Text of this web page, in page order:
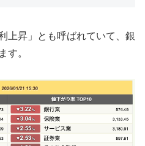
上昇」とも呼ばれていて、銀
す。